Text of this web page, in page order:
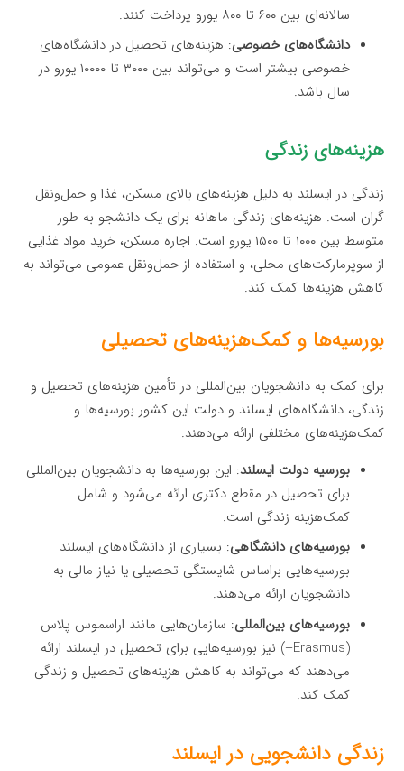
سالانه‌ای بین ۶۰۰ تا ۸۰۰ یورو پرداخت کنند.
دانشگاه‌های خصوصی: هزینه‌های تحصیل در دانشگاه‌های
خصوصی بیشتر است و می‌تواند بین ۳۰۰۰ تا ۱۰۰۰۰ یورو در
سال باشد.
هزینه‌های زندگی
زندگی در ایسلند به دلیل هزینه‌های بالای مسکن، غذا و حمل‌ونقل
گران است. هزینه‌های زندگی ماهانه برای یک دانشجو به طور
متوسط بین ۱۰۰۰ تا ۱۵۰۰ یورو است. اجاره مسکن، خرید مواد غذایی
از سوپرمارکت‌های محلی، و استفاده از حمل‌ونقل عمومی می‌تواند به
کاهش هزینه‌ها کمک کند.
بورسیه‌ها و کمک‌هزینه‌های تحصیلی
برای کمک به دانشجویان بین‌المللی در تأمین هزینه‌های تحصیل و
زندگی، دانشگاه‌های ایسلند و دولت این کشور بورسیه‌ها و
کمک‌هزینه‌های مختلفی ارائه می‌دهند.
بورسیه دولت ایسلند: این بورسیه‌ها به دانشجویان بین‌المللی
برای تحصیل در مقطع دکتری ارائه می‌شود و شامل
کمک‌هزینه زندگی است.
بورسیه‌های دانشگاهی: بسیاری از دانشگاه‌های ایسلند
بورسیه‌هایی براساس شایستگی تحصیلی یا نیاز مالی به
دانشجویان ارائه می‌دهند.
بورسیه‌های بین‌المللی: سازمان‌هایی مانند اراسموس پلاس
(Erasmus+) نیز بورسیه‌هایی برای تحصیل در ایسلند ارائه
می‌دهند که می‌تواند به کاهش هزینه‌های تحصیل و زندگی
کمک کند.
زندگی دانشجویی در ایسلند